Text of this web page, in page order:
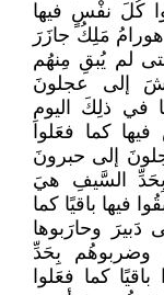
كُلَ نفْسٍ فيها
قدِمَ هورامُ مَلِكُ جازَرَ
لم يُبقِ مِنهُم
لَخيشَ إلى عجلونَ
علَيها في ذلِكَ اليومِ
كما فعَلوا
عجلونَ إلى حبرونَ
بِحَدِّ السَّيفِ هيَ
فيها باقيًا كما
إلى دَبيرَ وحارَبوها
وضربوهُم بِحَدِّ
كما فعَلوا